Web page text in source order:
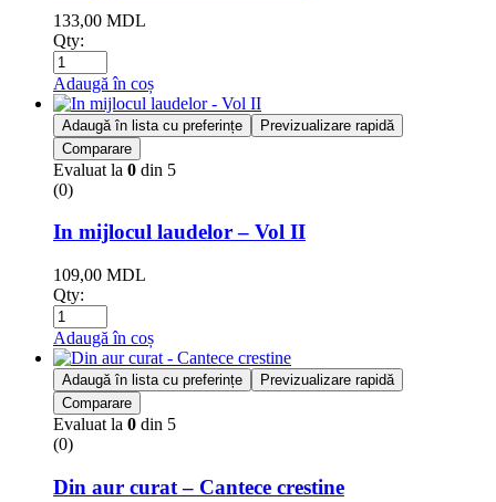
133,00 MDL
Qty:
Adaugă în coș
Adaugă în lista cu preferințe
Previzualizare rapidă
Comparare
Evaluat la 0 din 5
(0)
In mijlocul laudelor – Vol II
109,00 MDL
Qty:
Adaugă în coș
Adaugă în lista cu preferințe
Previzualizare rapidă
Comparare
Evaluat la 0 din 5
(0)
Din aur curat – Cantece crestine